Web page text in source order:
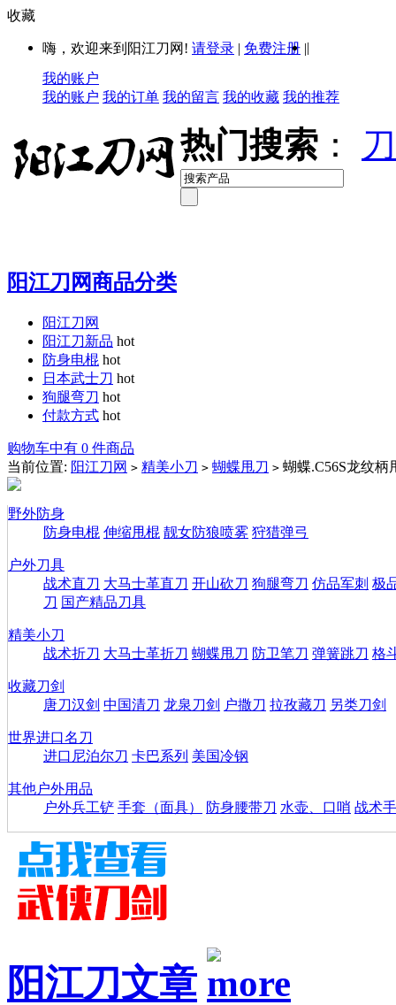
收藏
嗨，欢迎来到阳江刀网! 请登录 | 免费注册 ||
我的账户
我的账户 我的订单 我的留言 我的收藏 我的推荐
热门搜索 ：
阳江刀网商品分类
阳江刀网
阳江刀新品 hot
防身电棍 hot
日本武士刀 hot
狗腿弯刀 hot
付款方式 hot
购物车中有 0 件商品
当前位置: 阳江刀网 > 精美小刀 > 蝴蝶甩刀 > 蝴蝶.C56S龙纹柄
野外防身
防身电棍 伸缩甩棍 靓女防狼喷雾 狩猎弹弓
户外刀具
战术直刀 大马士革直刀 开山砍刀 狗腿弯刀 仿品军刺 极
刀 国产精品刀具
精美小刀
战术折刀 大马士革折刀 蝴蝶甩刀 防卫笔刀 弹簧跳刀 格
收藏刀剑
唐刀汉剑 中国清刀 龙泉刀剑 户撒刀 拉孜藏刀 另类刀剑
世界进口名刀
进口尼泊尔刀 卡巴系列 美国冷钢
其他户外用品
户外兵工铲 手套（面具） 防身腰带刀 水壶、口哨 战术
阳江刀文章